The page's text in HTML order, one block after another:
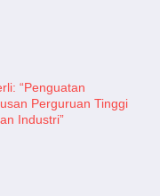
“Penguatan
Perguruan Tinggi
Industri”